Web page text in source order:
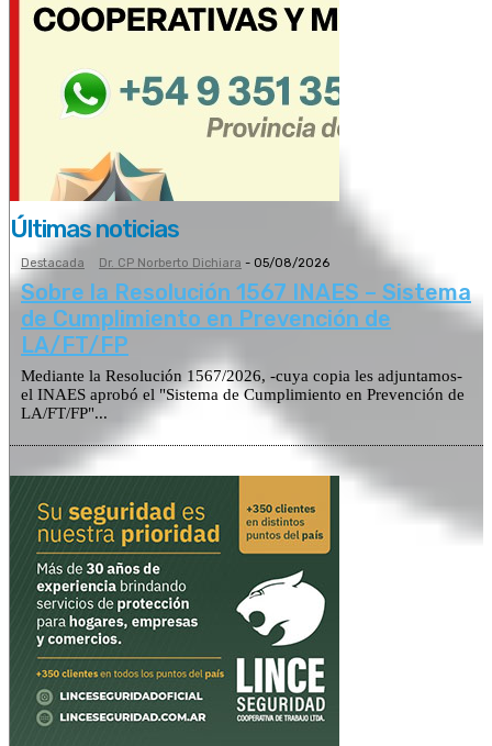
Últimas noticias
Destacada Dr. CP Norberto Dichiara - 05/08/2026
Sobre la Resolución 1567 INAES – Sistema
de Cumplimiento en Prevención de
LA/FT/FP
Mediante la Resolución 1567/2026, -cuya copia les adjuntamos-
el INAES aprobó el "Sistema de Cumplimiento en Prevención de
LA/FT/FP"...